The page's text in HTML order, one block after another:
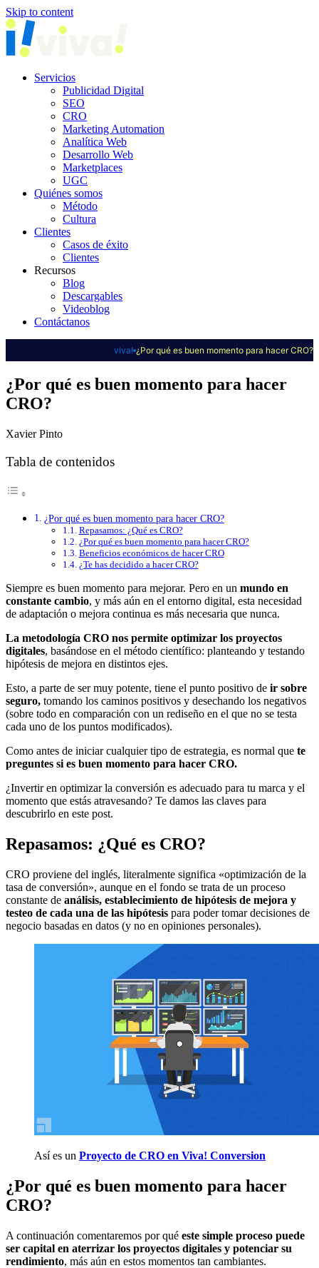
Skip to content
Servicios
Publicidad Digital
SEO
CRO
Marketing Automation
Analítica Web
Desarrollo Web
Marketplaces
UGC
Quiénes somos
Método
Cultura
Clientes
Casos de éxito
Clientes
Recursos
Blog
Descargables
Videoblog
Contáctanos
viva! ¿Por qué es buen momento para hacer CRO?
¿Por qué es buen momento para hacer
CRO?
Xavier Pinto
Tabla de contenidos
¿Por qué es buen momento para hacer CRO?
Repasamos: ¿Qué es CRO?
¿Por qué es buen momento para hacer CRO?
Beneficios económicos de hacer CRO
¿Te has decidido a hacer CRO?
Siempre es buen momento para mejorar. Pero en un mundo en
constante cambio, y más aún en el entorno digital, esta necesidad
de adaptación o mejora continua es más necesaria que nunca.
La metodología CRO nos permite optimizar los proyectos
digitales, basándose en el método científico: planteando y testando
hipótesis de mejora en distintos ejes.
Esto, a parte de ser muy potente, tiene el punto positivo de ir sobre
seguro, tomando los caminos positivos y desechando los negativos
(sobre todo en comparación con un rediseño en el que no se testa
cada uno de los puntos modificados).
Como antes de iniciar cualquier tipo de estrategia, es normal que te
preguntes si es buen momento para hacer CRO.
¿Invertir en optimizar la conversión es adecuado para tu marca y el
momento que estás atravesando? Te damos las claves para
descubrirlo en este post.
Repasamos: ¿Qué es CRO?
CRO proviene del inglés, literalmente significa «optimización de la
tasa de conversión», aunque en el fondo se trata de un proceso
constante de análisis, establecimiento de hipótesis de mejora y
testeo de cada una de las hipótesis para poder tomar decisiones de
negocio basadas en datos (y no en opiniones personales).
Así es un Proyecto de CRO en Viva! Conversion
¿Por qué es buen momento para hacer
CRO?
A continuación comentaremos por qué este simple proceso puede
ser capital en aterrizar los proyectos digitales y potenciar su
rendimiento, más aún en estos momentos tan cambiantes.